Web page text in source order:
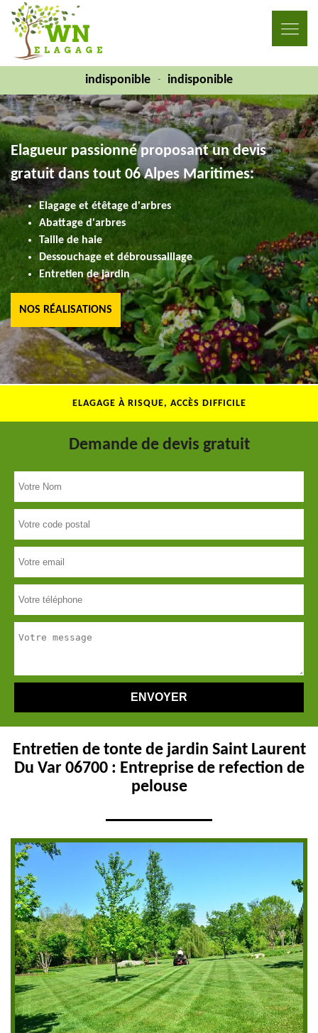
indisponible - indisponible
Elagueur passionné proposant un devis
gratuit dans tout 06 Alpes Maritimes:
Elagage et étêtage d'arbres
Abattage d'arbres
Taille de haie
Dessouchage et débroussaillage
Entretien de jardin
NOS RÉALISATIONS
ELAGAGE À RISQUE, ACCÈS DIFFICILE
Demande de devis gratuit
Entretien de tonte de jardin Saint Laurent
Du Var 06700 : Entreprise de refection de
pelouse